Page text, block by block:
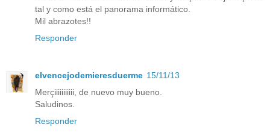
tal y como está el panorama informático.
Mil abrazotes!!
Responder
elvencejodemieresduerme 15/11/13
Merçiiiiiiiiiii, de nuevo muy bueno.
Saludinos.
Responder